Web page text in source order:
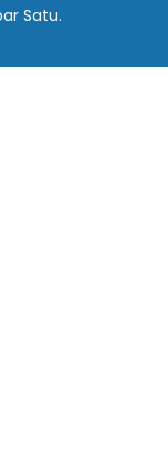
Satu.